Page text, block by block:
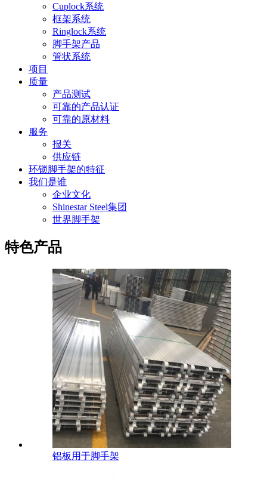
Cuplock系统
框架系统
Ringlock系统
脚手架产品
管状系统
项目
质量
产品测试
可靠的产品认证
可靠的原材料
服务
报关
供应链
环锁脚手架的特征
我们是谁
企业文化
Shinestar Steel集团
世界脚手架
特色产品
铝板用于脚手架